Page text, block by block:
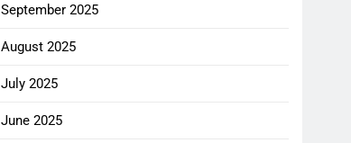
September 2025
August 2025
July 2025
June 2025